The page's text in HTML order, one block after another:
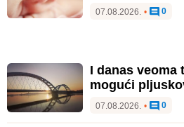
07.08.2026. • 0
I danas veoma
mogući
07.08.2026. • 0